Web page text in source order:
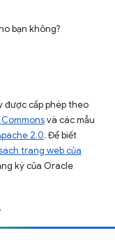
bạn không?
được cấp phép theo
và các mẫu
2.0. Để biết
trang web của
ký của Oracle